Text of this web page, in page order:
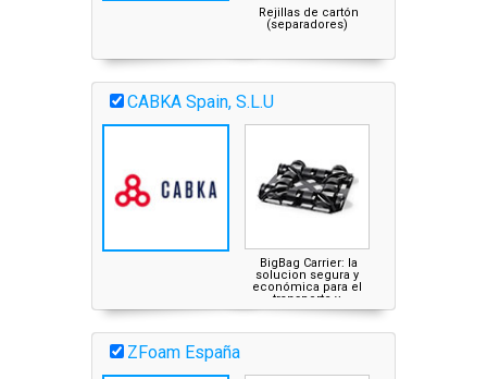
Rejillas de cartón
(separadores)
CABKA Spain, S.L.U
BigBag Carrier: la
solucion segura y
económica para el
transporte y
almacenamiento de
ZFoam España